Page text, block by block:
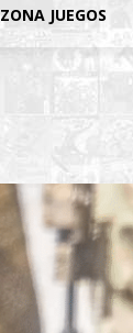
ZONA JUEGOS